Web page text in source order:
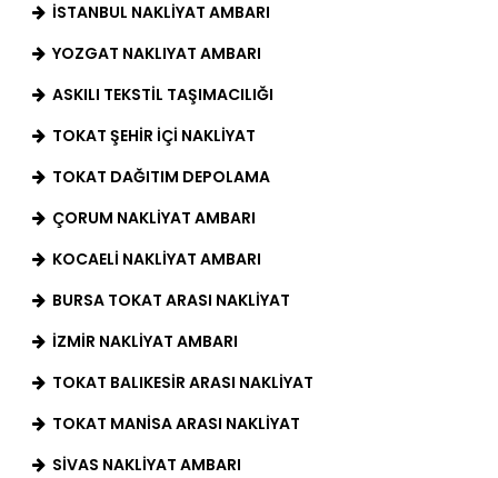
İSTANBUL NAKLIYAT AMBARI
YOZGAT NAKLIYAT AMBARI
ASKILI TEKSTIL TAŞIMACILIĞI
TOKAT ŞEHIR İÇI NAKLIYAT
TOKAT DAĞITIM DEPOLAMA
ÇORUM NAKLIYAT AMBARI
KOCAELI NAKLIYAT AMBARI
BURSA TOKAT ARASI NAKLIYAT
IZMIR NAKLIYAT AMBARI
TOKAT BALIKESIR ARASI NAKLIYAT
TOKAT MANISA ARASI NAKLIYAT
SIVAS NAKLIYAT AMBARI